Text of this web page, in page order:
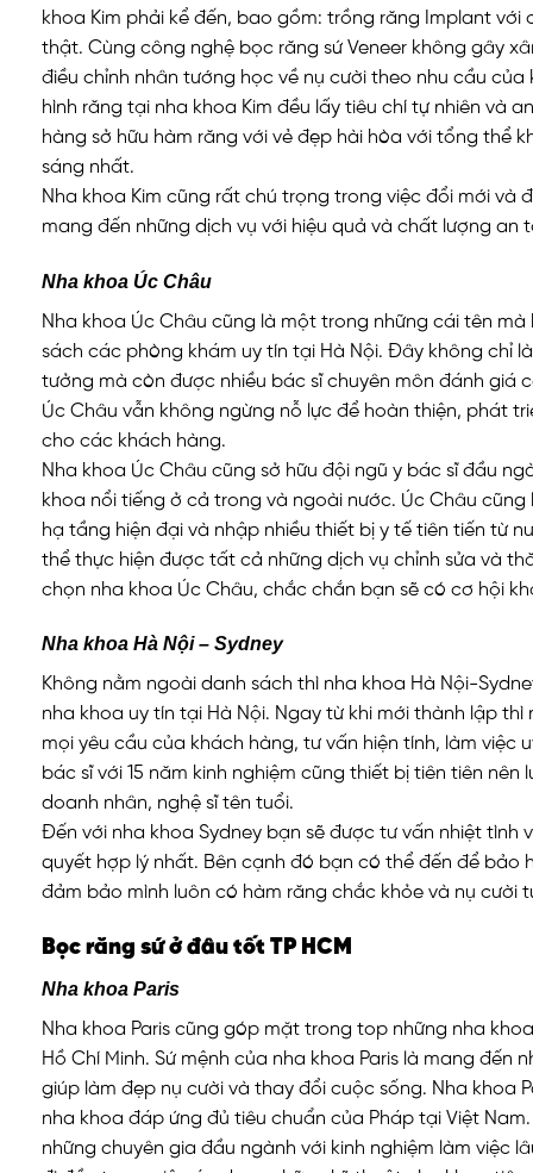
khoa Kim phải kể đến, bao gồm: trồng răng Implant
thật. Cùng công nghệ bọc răng sứ Veneer không gây
điều chỉnh nhân tướng học về nụ cười theo nhu cầu
hình răng tại nha khoa Kim đều lấy tiêu chí tự nhiên và
hàng sở hữu hàm răng với vẻ đẹp hài hòa với tổng thể
sáng nhất.
Nha khoa Kim cũng rất chú trọng trong việc đổi mới và
mang đến những dịch vụ với hiệu quả và chất lượng an
Nha khoa Úc Châu
Nha khoa Úc Châu cũng là một trong những cái tên
sách các phòng khám uy tín tại Hà Nội. Đây không chỉ
tưởng mà còn được nhiều bác sĩ chuyên môn đánh giá
Úc Châu vẫn không ngừng nỗ lực để hoàn thiện, phát
cho các khách hàng.
Nha khoa Úc Châu cũng sở hữu đội ngũ y bác sĩ đầu
khoa nổi tiếng ở cả trong và ngoài nước. Úc Châu
hạ tầng hiện đại và nhập nhiều thiết bị y tế tiên tiến từ
thể thực hiện được tất cả những dịch vụ chỉnh sửa và
chọn nha khoa Úc Châu, chắc chắn bạn sẽ có cơ hội
Nha khoa Hà Nội – Sydney
Không nằm ngoài danh sách thì nha khoa Hà Nội-
nha khoa uy tín tại Hà Nội. Ngay từ khi mới thành lập
mọi yêu cầu của khách hàng, tư vấn hiện tính, làm việc
bác sĩ với 15 năm kinh nghiệm cũng thiết bị tiên tiên
doanh nhân, nghệ sĩ tên tuổi.
Đến với nha khoa Sydney bạn sẽ được tư vấn nhiệt tình
quyết hợp lý nhất. Bên cạnh đó bạn có thể đến để bảo
đảm bảo mình luôn có hàm răng chắc khỏe và nụ cười
Bọc răng sứ ở đâu tốt TP HCM
Nha khoa Paris
Nha khoa Paris cũng góp mặt trong top những nha
Hồ Chí Minh. Sứ mệnh của nha khoa Paris là mang đến
giúp làm đẹp nụ cười và thay đổi cuộc sống. Nha khoa
nha khoa đáp ứng đủ tiêu chuẩn của Pháp tại Việt
những chuyên gia đầu ngành với kinh nghiệm làm việc